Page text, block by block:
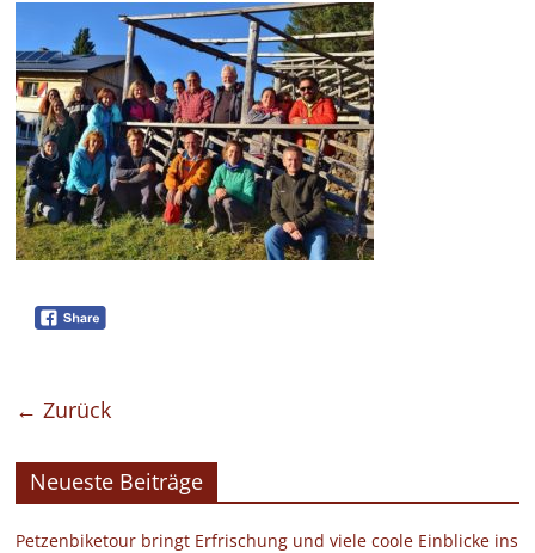
← Zurück
Neueste Beiträge
Petzenbiketour bringt Erfrischung und viele coole Einblicke ins